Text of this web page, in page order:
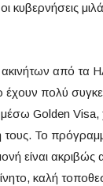
κυβερνήσεις
από τα
έχουν πολύ
Golden Visa,
Το
είναι
καλή